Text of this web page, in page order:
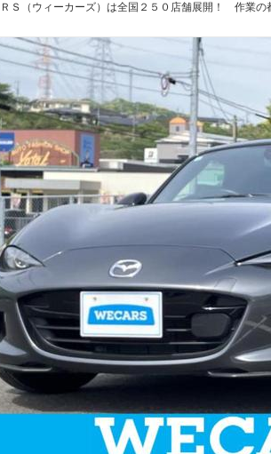
Ｓ（ウィーカーズ）は全国２５０店舗展開！ 作業